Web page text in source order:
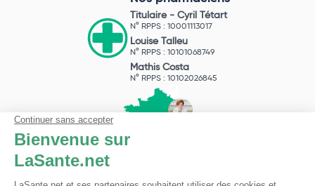
Titulaire - Cyril Tétart
N° RPPS : 10001113017
Louise Talleu
N° RPPS : 10101068749
Mathis Costa
N° RPPS : 10102026845
Pharmacie du Bizet
Licence ARS : 590009874